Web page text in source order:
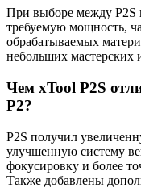
При выборе между P2S
требуемую мощность,
обрабатываемых
небольших мастерских
Чем xTool P2S
P2?
P2S получил
улучшенную систему
фокусировку и более
Также добавлены